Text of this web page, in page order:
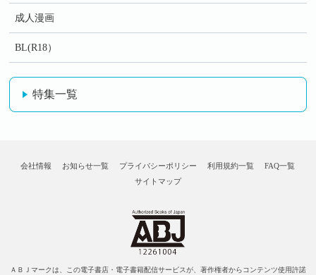
成人漫画
BL(R18）
特集一覧
会社情報 お知らせ一覧 プライバシーポリシー 利用規約一覧
FAQ一覧
サイトマップ
ＡＢＪマークは、この電子書店・電子書籍配信サービスが、著作権者からコンテンツ使用許諾